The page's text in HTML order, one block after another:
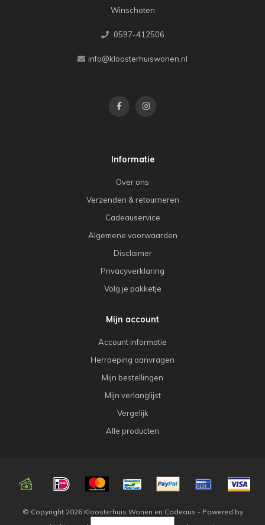
Winschoten
0597-412506
info@kloosterhuiswonen.nl
Informatie
Over ons
Verzenden & retourneren
Cadeauservice
Algemene voorwaarden
Disclaimer
Privacyverklaring
Volg je pakketje
Mijn account
Account informatie
Herroeping aanvragen
Mijn bestellingen
Mijn verlanglijst
Vergelijk
Alle producten
© Copyright 2026 Kloosterhuis Wonen en Cadeaus - Powered by